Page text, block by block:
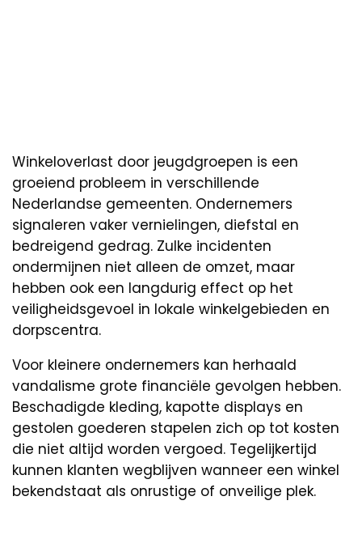
Winkeloverlast door jeugdgroepen is een
groeiend probleem in verschillende
Nederlandse gemeenten. Ondernemers
signaleren vaker vernielingen, diefstal en
bedreigend gedrag. Zulke incidenten
ondermijnen niet alleen de omzet, maar
hebben ook een langdurig effect op het
veiligheidsgevoel in lokale winkelgebieden en
dorpscentra.
Voor kleinere ondernemers kan herhaald
vandalisme grote financiële gevolgen hebben.
Beschadigde kleding, kapotte displays en
gestolen goederen stapelen zich op tot kosten
die niet altijd worden vergoed. Tegelijkertijd
kunnen klanten wegblijven wanneer een winkel
bekendstaat als onrustige of onveilige plek.